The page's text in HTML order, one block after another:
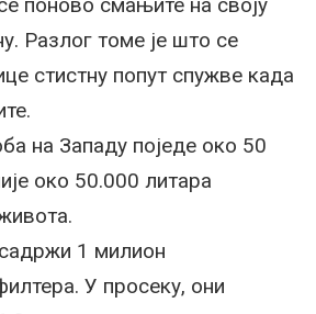
Разлог томе је што се
стистну попут спужве када
на Западу поједе око 50
око 50.000 литара
1 милион
У просеку, они